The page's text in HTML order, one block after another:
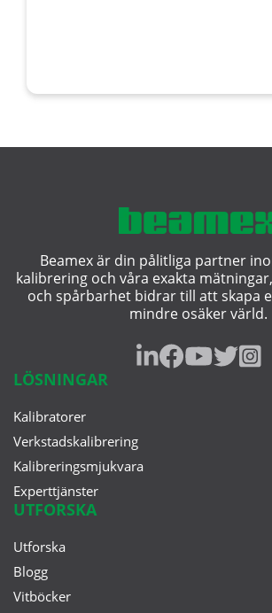
Beamex är din pålitliga partner
kalibrering och våra exakta
och spårbarhet bidrar till att skapa
mindre osäker värld.
LÖSNINGAR
Kalibratorer
Verkstadskalibrering
Kalibreringsmjukvara
Experttjänster
UTFORSKA
Utforska
Blogg
Vitböcker